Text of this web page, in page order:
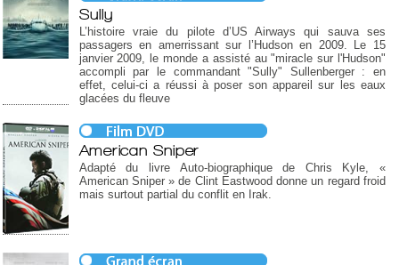
Sully
L’histoire vraie du pilote d’US Airways qui sauva ses
passagers en amerrissant sur l’Hudson en 2009. Le 15
janvier 2009, le monde a assisté au "miracle sur l'Hudson"
accompli par le commandant "Sully" Sullenberger : en
effet, celui-ci a réussi à poser son appareil sur les eaux
glacées du fleuve
American Sniper
Adapté du livre Auto-biographique de Chris Kyle, «
American Sniper » de Clint Eastwood donne un regard froid
mais surtout partial du conflit en Irak.